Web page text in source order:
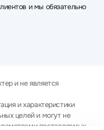
и мы обязательно
и не является
и характеристики
целей и могут не
поставляемых